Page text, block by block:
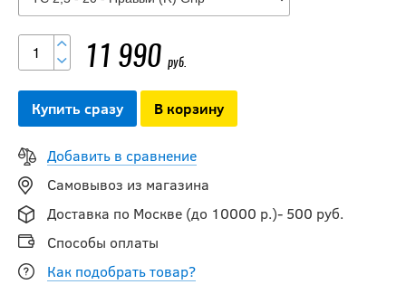
11 990 руб.
Купить сразу В корзину
Добавить в сравнение
Самовывоз из магазина
Доставка по Москве (до 10000 р.)- 500 руб.
Способы оплаты
Как подобрать товар?
QR5 30 JR